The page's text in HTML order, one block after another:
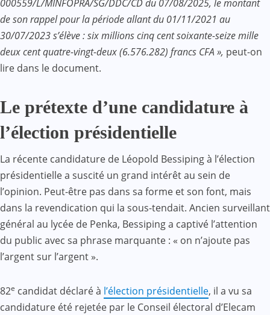
000559/L/MINFOPRA/SG/DDC/CD du 07/08/2025, le montant
de son rappel pour la période allant du 01/11/2021 au
30/07/2023 s’élève : six millions cinq cent soixante-seize mille
deux cent quatre-vingt-deux (6.576.282) francs CFA », peut-on
lire dans le document.
Le prétexte d’une candidature à
l’élection présidentielle
La récente candidature de Léopold Bessiping à l’élection
présidentielle a suscité un grand intérêt au sein de
l’opinion. Peut-être pas dans sa forme et son font, mais
dans la revendication qui la sous-tendait. Ancien surveillant
général au lycée de Penka, Bessiping a captivé l’attention
du public avec sa phrase marquante : « on n’ajoute pas
l’argent sur l’argent ».
82e candidat déclaré à l’élection présidentielle, il a vu sa
candidature été rejetée par le Conseil électoral d’Elecam